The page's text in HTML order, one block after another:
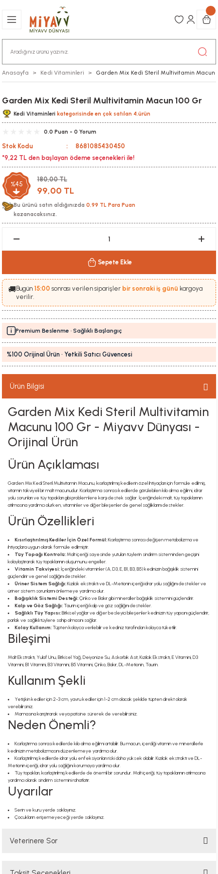
Anasayfa Kedi Vitaminleri Garden Mix Kedi Steril Multivitamin Macun
Garden Mix Kedi Steril Multivitamin Macun 100 Gr
Kedi Vitaminleri kategorisinde en çok satılan 4.ürün
0.0 Puan - 0 Yorum
Stok Kodu
8681085430450
*9,22 TL den başlayan ödeme seçenekleri ile!
%45
180,00 TL
99,00 TL
Bu ürünü satın aldığınızda 0,99 TL Para Puan
kazanacaksınız.
Sepete Ekle
🚚 Bugün 15:00 sonrası verilen siparişler bir sonraki iş günü kargoya
verilir.
Premium Beslenme · Sağlıklı Başlangıç
%100 Orijinal Ürün · Yetkili Satıcı Güvencesi
Ürün Bilgisi
Garden Mix Kedi Steril Multivitamin
Macunu 100 Gr - Miyavv Dünyası -
Orijinal Ürün
Ürün Açıklaması
Garden Mix Kedi Steril Multivitamin Macunu, kısırlaştırılmış kedilerin özel ihtiyaçları için formüle edilmiş,
vitamin takviyeli bir malt macunudur. Kısırlaştırma sonrası kedilerde görülebilen kilo alma eğilimi, idrar
yolu sorunları ve tüy topakları gibi problemlere karşı destek sağlar. İçeriğindeki malt, tüy topaklarının
atılmasına yardımcı olurken, vitaminler ve diğer bileşenler de genel sağlıklarını destekler.
Ürün Özellikleri
Kısırlaştırılmış Kediler İçin Özel Formül:Kısırlaştırma sonrası değişen metabolizma ve
ihtiyaçlara uygun olarak formüle edilmiştir.
Tüy Topağı Kontrolü:Malt içeriği sayesinde yutulan tüylerin sindirim sisteminden geçişini
kolaylaştırarak tüy topaklarının oluşumunu engeller.
Vitamin Takviyesi:İçeriğindeki vitaminler (A, D3, E, B1, B3, B5) kedinizin bağışıklık sistemini
güçlendirir ve genel sağlığını destekler.
Üriner Sistem Sağlığı:Kızılcık ekstraktı ve DL-Metionin içeriği idrar yolu sağlığını destekler ve
üriner sistem sorunlarını önlemeye yardımcı olur.
Bağışıklık Sistemi Desteği:Çinko ve Bakır gibi mineraller bağışıklık sistemini güçlendirir.
Kalp ve Göz Sağlığı:Taurin içeriği kalp ve göz sağlığını destekler.
Sağlıklı Tüy Yapısı:Bitkisel yağlar ve diğer besleyici bileşenler kedinizin tüy yapısını güçlendirir,
parlak ve sağlıklı tüylere sahip olmasını sağlar.
Kolay Kullanım:Tüpten kolayca verilebilir ve kediniz tarafından kolayca tüketilir.
Bileşimi
Malt Ekstraktı, Yulaf Unu, Bitkisel Yağ, Deiyonize Su, Askorbik Asit, Kızılcık Ekstraktı, E Vitamini, D3
Vitamini, B1 Vitamini, B3 Vitamini, B5 Vitamini, Çinko, Bakır, DL-Metionin, Taurin.
Kullanım Şekli
Yetişkin kediler için 2-3 cm, yavru kediler için 1-2 cm olacak şekilde tüpten direkt olarak
verebilirsiniz.
Mamasına karıştırarak veya patisine sürerek de verebilirsiniz.
Neden Önemli?
Kısırlaştırma sonrası kedilerde kilo alma eğilimi artabilir. Bu macun, içerdiği vitamin ve minerallerle
kedinizin metabolizmasını düzenlemeye yardımcı olur.
Kısırlaştırılmış kedilerde idrar yolu enfeksiyonları riski daha yüksek olabilir. Kızılcık ekstraktı ve DL-
Metionin içeriği, idrar yolu sağlığını korumaya yardımcı olur.
Tüy topakları, kısırlaştırılmış kedilerde de önemli bir sorundur. Malt içeriği, tüy topaklarının atılmasına
yardımcı olarak sindirim sistemini rahatlatır.
Uyarılar
Serin ve kuru yerde saklayınız.
Çocukların erişemeyeceği yerde saklayınız.
Veterinere Sor